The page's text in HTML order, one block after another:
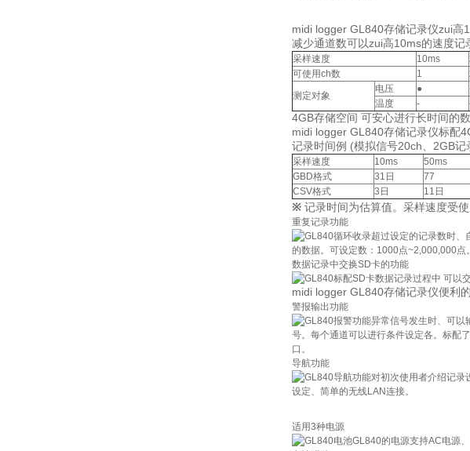
midi logger GL840存储记录仪zui高
减少通道数可以zui高10ms的速度记
采样速度 10ms
可使用ch数
1
测定对象
电压 ●
温度
-
4GB存储空间 可安心进行长时间的
midi logger GL840存储记录仪标配
记录时间例 (模拟信号20ch、2GB记
采样速度 10ms 50ms
GBD格式
31日 77
CSV格式
3日 11日
※ 记录时间为估算值。采样速度受
重复记录功能
超过设定的记录数时、
的数据。可设定数：1000点~2,000,000点。
数据记录中交换SD卡的功能
数据记录过程中 可以
midi logger GL840存储记录仪便利
警报输出功能
异常信号发生时、可以
号。每个通道可以进行条件设定各。标配
口。
导航功能
对初次使用者介绍记录
设定、简单的无线LAN连接。
适用3种电源
GL840的电源支持AC电源、